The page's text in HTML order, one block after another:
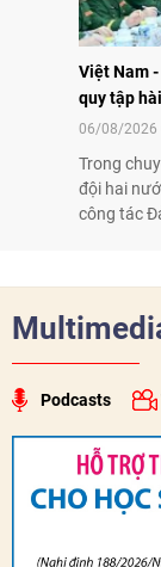
Việt Nam
quy tập
06/08/2026
Trong
đội hai
công tác
Podcasts